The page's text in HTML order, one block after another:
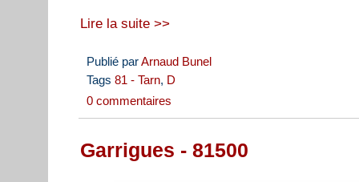
Lire la suite >>
Publié parArnaud Bunel
Tags 81 - Tarn, D
0 commentaires
Garrigues - 81500